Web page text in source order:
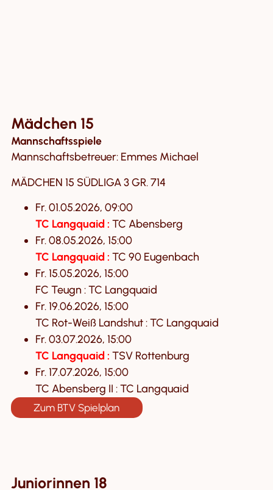
Mädchen 15
Mannschaftsspiele
Mannschaftsbetreuer: Emmes Michael
MÄDCHEN 15 SÜDLIGA 3 GR. 714
Fr. 01.05.2026, 09:00
TC Langquaid : TC Abensberg
Fr. 08.05.2026, 15:00
TC Langquaid : TC 90 Eugenbach
Fr. 15.05.2026, 15:00
FC Teugn : TC Langquaid
Fr. 19.06.2026, 15:00
TC Rot-Weiß Landshut : TC Langquaid
Fr. 03.07.2026, 15:00
TC Langquaid : TSV Rottenburg
Fr. 17.07.2026, 15:00
TC Abensberg II : TC Langquaid
Zum BTV Spielplan
Juniorinnen 18